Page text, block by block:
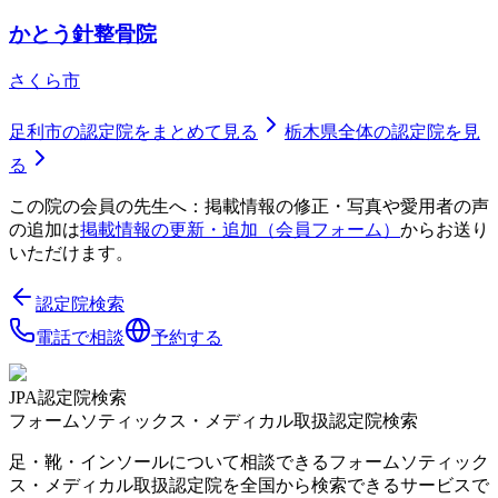
かとう針整骨院
さくら市
足利市の認定院をまとめて見る 栃木県全体の認定院を見
る
この院の会員の先生へ：掲載情報の修正・写真や愛用者の声
の追加は掲載情報の更新・追加（会員フォーム） からお送り
いただけます。
認定院検索
電話で相談
予約する
JPA認定院検索
フォームソティックス・メディカル取扱認定院検索
足・靴・インソールについて相談できるフォームソティック
ス・メディカル取扱認定院を全国から検索できるサービスで